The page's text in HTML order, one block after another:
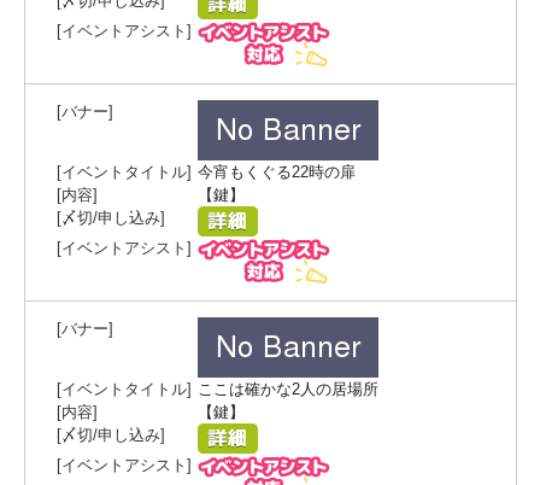
今宵もくぐる22時の扉
【鍵】
ここは確かな2人の居場所
【鍵】